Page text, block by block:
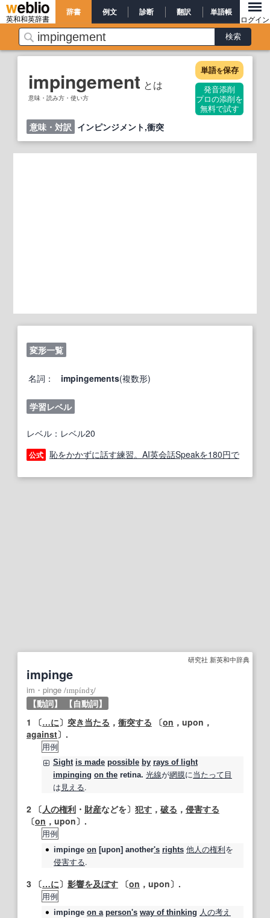
英和和英辞書
辞書 例文 診断 翻訳 単語帳
ログイン
impingement とは
意味・読み方・使い方
単語を保存
発音添削
プロの添削を
無料で試す
意味・対訳 インピンジメント,衝突
変形一覧
名詞： impingements(複数形)
学習レベル
レベル：レベル20
公式 恥をかかずに話す練習。AI英会話Speakを180円で
研究社 新英和中辞典
impinge
im・pinge /ɪmpíndʒ/
【動詞】
【自動詞】
1 〔…に〕 突き当たる ， 衝突する 〔on ，upon，
against〕.
用例
Sight is made possible by rays of light
impinging on the retina. 光線が網膜に当たって目
は見える.
2 〔 人の権利 ・ 財産などを〕 犯す ， 破る ， 侵害する
〔on ，upon〕.
用例
impinge on [upon] another's rights 他人の権利を
侵害する.
3 〔…に〕 影響を及ぼす 〔on ，upon〕.
用例
impinge on a person's way of thinking 人の考え